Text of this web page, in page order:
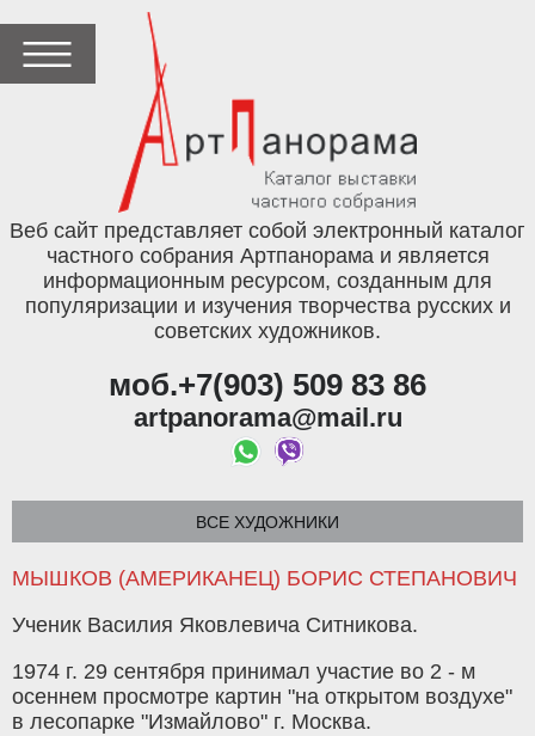
Веб сайт представляет собой электронный каталог
частного собрания Артпанорама и является
информационным ресурсом, созданным для
популяризации и изучения творчества русских и
советских художников.
моб.+7(903) 509 83 86
artpanorama@mail.ru
ВСЕ ХУДОЖНИКИ
МЫШКОВ (АМЕРИКАНЕЦ) БОРИС СТЕПАНОВИЧ
Ученик Василия Яковлевича Ситникова.
1974 г. 29 сентября принимал участие во 2 - м
осеннем просмотре картин "на открытом воздухе"
в лесопарке "Измайлово" г. Москва.